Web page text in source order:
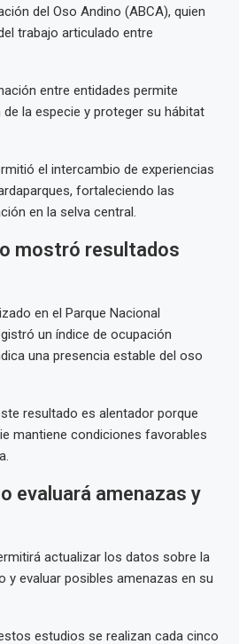
del Oso Andino (ABCA), quien
trabajo articulado entre
entre entidades permite
la especie y proteger su hábitat
el intercambio de experiencias
fortaleciendo las
en la selva central.
mostró resultados
en el Parque Nacional
un índice de ocupación
una presencia estable del oso
resultado es alentador porque
mantiene condiciones favorables
evaluará amenazas y
actualizar los datos sobre la
y evaluar posibles amenazas en su
estudios se realizan cada cinco